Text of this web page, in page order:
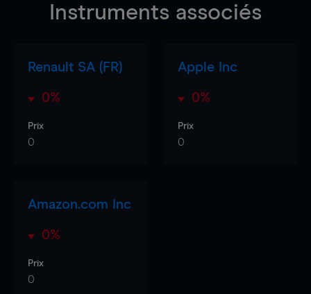
Instruments associés
Renault SA (FR)
0%
Prix
0
Apple Inc
0%
Prix
0
Amazon.com Inc
0%
Prix
0